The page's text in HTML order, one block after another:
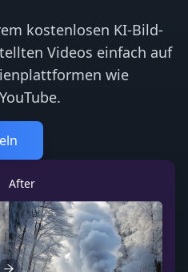
kostenlosen KI-Bild-
Videos einfach auf
wie
After